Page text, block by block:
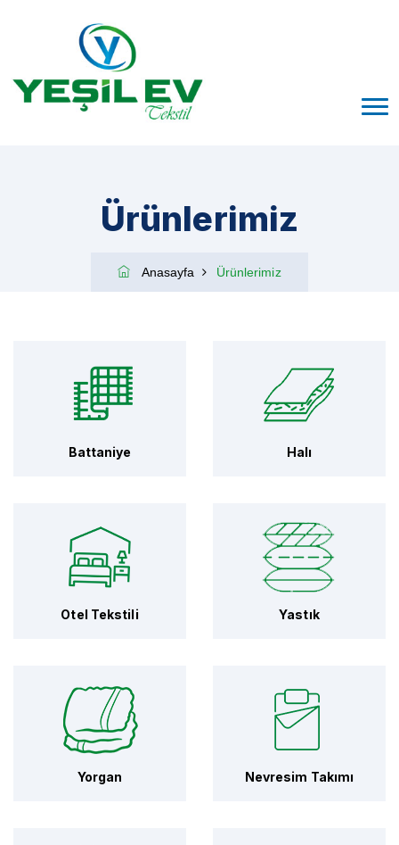
Ürünlerimiz
Anasayfa Ürünlerimiz
Battaniye Halı
Otel Tekstili Yastık
Yorgan Nevresim Takımı